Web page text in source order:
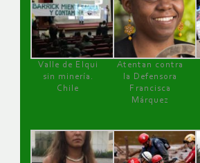
Valle de Elqui
sin minería.
Chile
Atentan contra
la Defensora
Francisca
Márquez